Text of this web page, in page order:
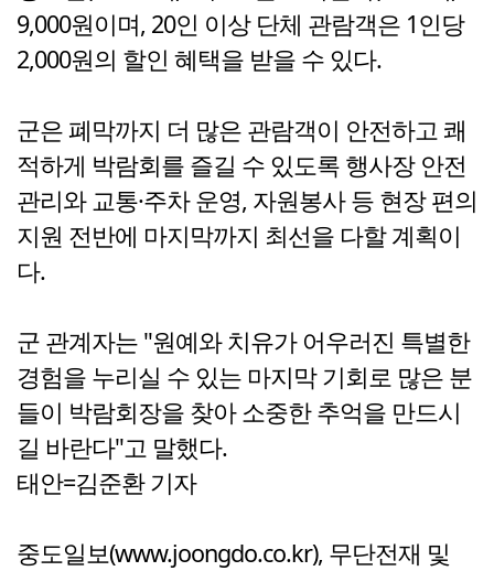
9,000원이며, 20인 이상 단체 관람객은 1인당
2,000원의 할인 혜택을 받을 수 있다.
군은 폐막까지 더 많은 관람객이 안전하고 쾌
적하게 박람회를 즐길 수 있도록 행사장 안전
관리와 교통·주차 운영, 자원봉사 등 현장 편의
지원 전반에 마지막까지 최선을 다할 계획이
다.
군 관계자는 "원예와 치유가 어우러진 특별한
경험을 누리실 수 있는 마지막 기회로 많은 분
들이 박람회장을 찾아 소중한 추억을 만드시
길 바란다"고 말했다.
태안=김준환 기자
중도일보(www.joongdo.co.kr), 무단전재 및